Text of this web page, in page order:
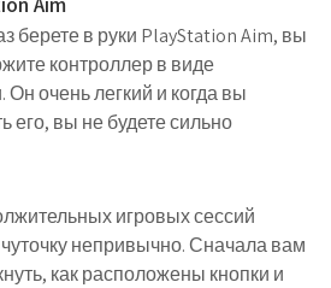
берете в руки PlayStation Aim, вы
контроллер в виде
очень легкий и когда вы
его, вы не будете сильно
игровых сессий
непривычно. Сначала вам
как расположены кнопки и